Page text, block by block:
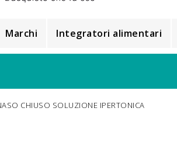
Dietetica
Marchi Integratori alimentari
CHIUSO SOLUZIONE IPERTONICA